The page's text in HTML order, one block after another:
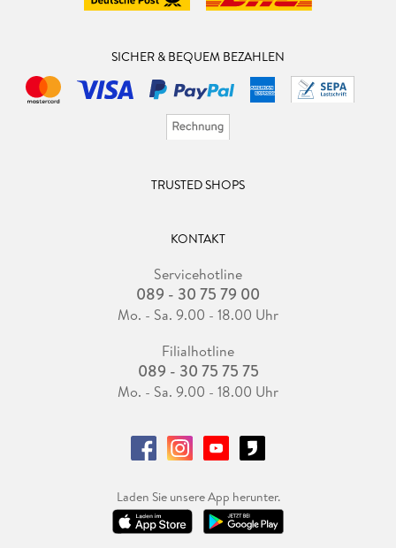
SICHER & BEQUEM BEZAHLEN
TRUSTED SHOPS
KONTAKT
Servicehotline
089 - 30 75 79 00
Mo. - Sa. 9.00 - 18.00 Uhr
Filialhotline
089 - 30 75 75 75
Mo. - Sa. 9.00 - 18.00 Uhr
Laden Sie unsere App herunter.